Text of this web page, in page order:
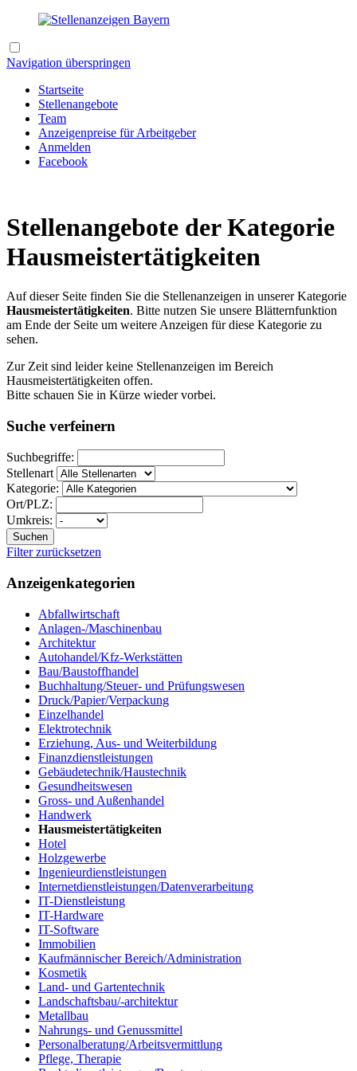
Navigation überspringen
Startseite
Stellenangebote
Team
Anzeigenpreise für Arbeitgeber
Anmelden
Facebook
Stellenangebote der Kategorie
Hausmeistertätigkeiten
Auf dieser Seite finden Sie die Stellenanzeigen in unserer Kategorie
Hausmeistertätigkeiten. Bitte nutzen Sie unsere Blätternfunktion
am Ende der Seite um weitere Anzeigen für diese Kategorie zu
sehen.
Zur Zeit sind leider keine Stellenanzeigen im Bereich
Hausmeistertätigkeiten offen.
Bitte schauen Sie in Kürze wieder vorbei.
Suche verfeinern
Suchbegriffe:
Stellenart
Kategorie:
Ort/PLZ:
Umkreis:
Suchen
Filter zurücksetzen
Anzeigenkategorien
Abfallwirtschaft
Anlagen-/Maschinenbau
Architektur
Autohandel/Kfz-Werkstätten
Bau/Baustoffhandel
Buchhaltung/Steuer- und Prüfungswesen
Druck/Papier/Verpackung
Einzelhandel
Elektrotechnik
Erziehung, Aus- und Weiterbildung
Finanzdienstleistungen
Gebäudetechnik/Haustechnik
Gesundheitswesen
Gross- und Außenhandel
Handwerk
Hausmeistertätigkeiten
Hotel
Holzgewerbe
Ingenieurdienstleistungen
Internetdienstleistungen/Datenverarbeitung
IT-Dienstleistung
IT-Hardware
IT-Software
Immobilien
Kaufmännischer Bereich/Administration
Kosmetik
Land- und Gartentechnik
Landschaftsbau/-architektur
Metallbau
Nahrungs- und Genussmittel
Personalberatung/Arbeitsvermittlung
Pflege, Therapie